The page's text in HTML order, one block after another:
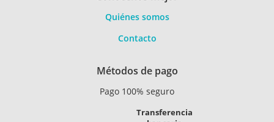
Quiénes somos
Contacto
Métodos de pago
Pago 100% seguro
Transferencia